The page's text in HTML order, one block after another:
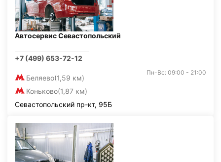
Автосервис Севастопольский
+7 (499) 653-72-12
Беляево(1,59 км)
Коньково(1,87 км)
Пн-Вс: 09:00 - 21:00
Севастопольский пр-кт, 95Б